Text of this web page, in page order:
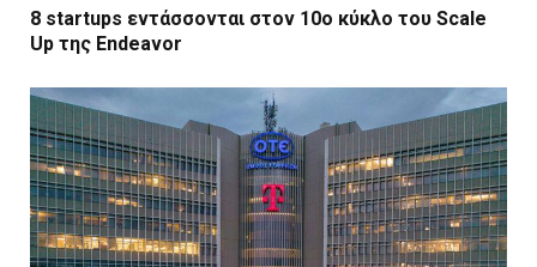
8 startups εντάσσονται στον 10ο κύκλο του Scale
Up της Endeavor